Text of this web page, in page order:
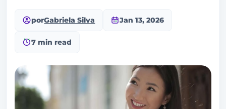
porGabriela Silva Jan 13, 2026
7 min read